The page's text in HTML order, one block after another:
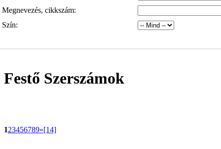
Megnevezés, cikkszám:
Szín:
Festő Szerszámok
123456789»[14]